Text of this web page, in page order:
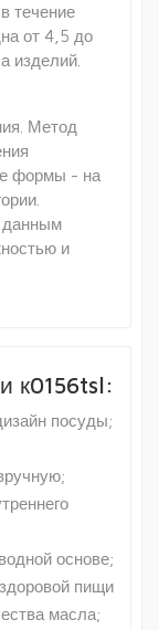
течение
от 4,5 до
изделий.
Метод
формы - на
данным
и
к0156tsl:
посуды;
основе;
пищи
масла;